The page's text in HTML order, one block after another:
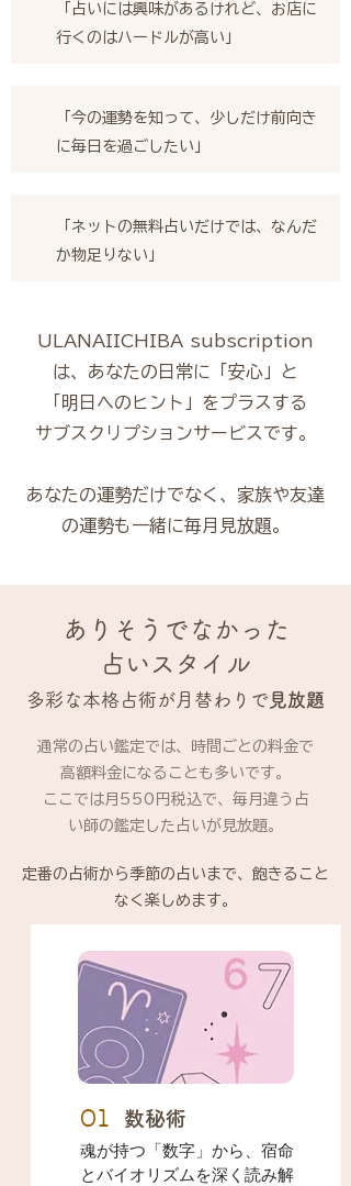
「占いには興味があるけれど、お店に
行くのはハードルが高い」
「今の運勢を知って、少しだけ前向き
に毎日を過ごしたい」
「ネットの無料占いだけでは、なんだ
か物足りない」
ULANAIICHIBA subscription
は、あなたの日常に
「安心」と
「明日へのヒント」をプラスする
サブスクリプションサービスです。
あなたの運勢だけでなく、家族や友達
の運勢も一緒に毎月見放題。
ありそうでなかった
占いスタイル
多彩な本格占術が月替わりで 見放題
通常の占い鑑定では、時間ごとの料金で
高額料金になることも多いです。
ここでは月550円税込で、毎月違う占
い師の鑑定した占いが見放題。
定番の占術から季節の占いまで、飽きること
なく楽しめます。
01
数秘術
魂が持つ「数字」から、宿命
とバイオリズムを深く読み解